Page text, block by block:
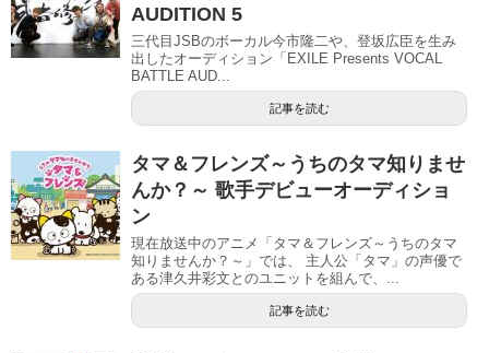
AUDITION 5
三代目JSBのボーカル今市隆二や、登坂広臣を生み
出したオーディション「EXILE Presents VOCAL
BATTLE AUD...
記事を読む
タマ＆フレンズ～うちのタマ知りませ
んか？～ 歌手デビューオーディショ
ン
現在放送中のアニメ「タマ＆フレンズ～うちのタマ
知りませんか？～」では、 主人公「タマ」の声優で
ある津久井彩文とのユニットを組んで、...
記事を読む